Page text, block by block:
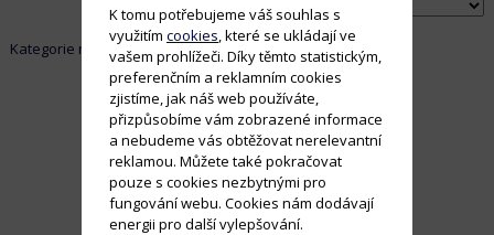
Řadit dle:
Kategorie neobsahuje žádné aktivní položky
K tomu potřebujeme váš souhlas s
využitím cookies , které se ukládají ve
vašem prohlížeči. Díky těmto statistickým,
preferenčním a reklamním cookies
zjistíme, jak náš web používáte,
přizpůsobíme vám zobrazené informace
a nebudeme vás obtěžovat nerelevantní
reklamou. Můžete také pokračovat
pouze s cookies nezbytnými pro
fungování webu. Cookies nám dodávají
energii pro další vylepšování.